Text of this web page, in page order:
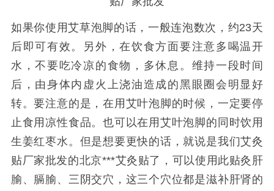
如果你使用艾草泡脚的话，一般连泡数次，约23天
后即可有效。 另外，在饮食方面要注意多喝温开
水，不要吃冷凉的食物，多休息。维持一段时间
后，由身体内虚火上浇油造成的黑眼圈会明显好
转。要注意的是，在用艾叶泡脚的时候，一定要停
止食用凉性食品。也可以在用艾叶泡脚的同时饮用
生姜红枣水。 但是想要更快的话，就说是我们艾灸
贴厂家批发的北京***艾灸贴了，可以使用此贴灸肝
腧、膈腧、三阴交穴，这三个穴位都是滋补肝肾的